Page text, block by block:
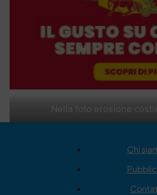
Nella foto erosione
Chi